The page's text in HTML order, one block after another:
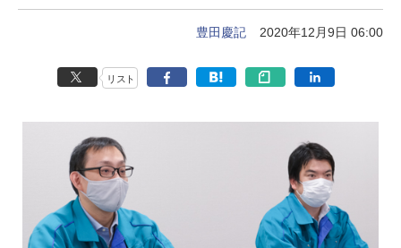
豊田慶記 2020年12月9日 06:00
リスト